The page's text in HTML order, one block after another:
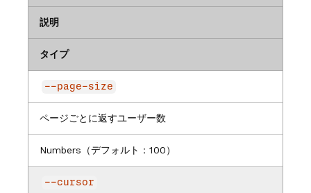
説明
タイプ
--page-size
ページごとに返すユーザー数
Numbers（デフォルト：100）
--cursor